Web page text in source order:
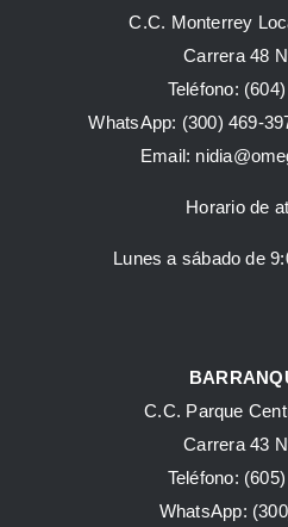
C.C. Monterrey
Carrera 48
Teléfono:
WhatsApp: (300) 469-
Email:
Horario de
Lunes a sábado de
C.C. Parque
Carrera 43
Teléfono:
WhatsApp: